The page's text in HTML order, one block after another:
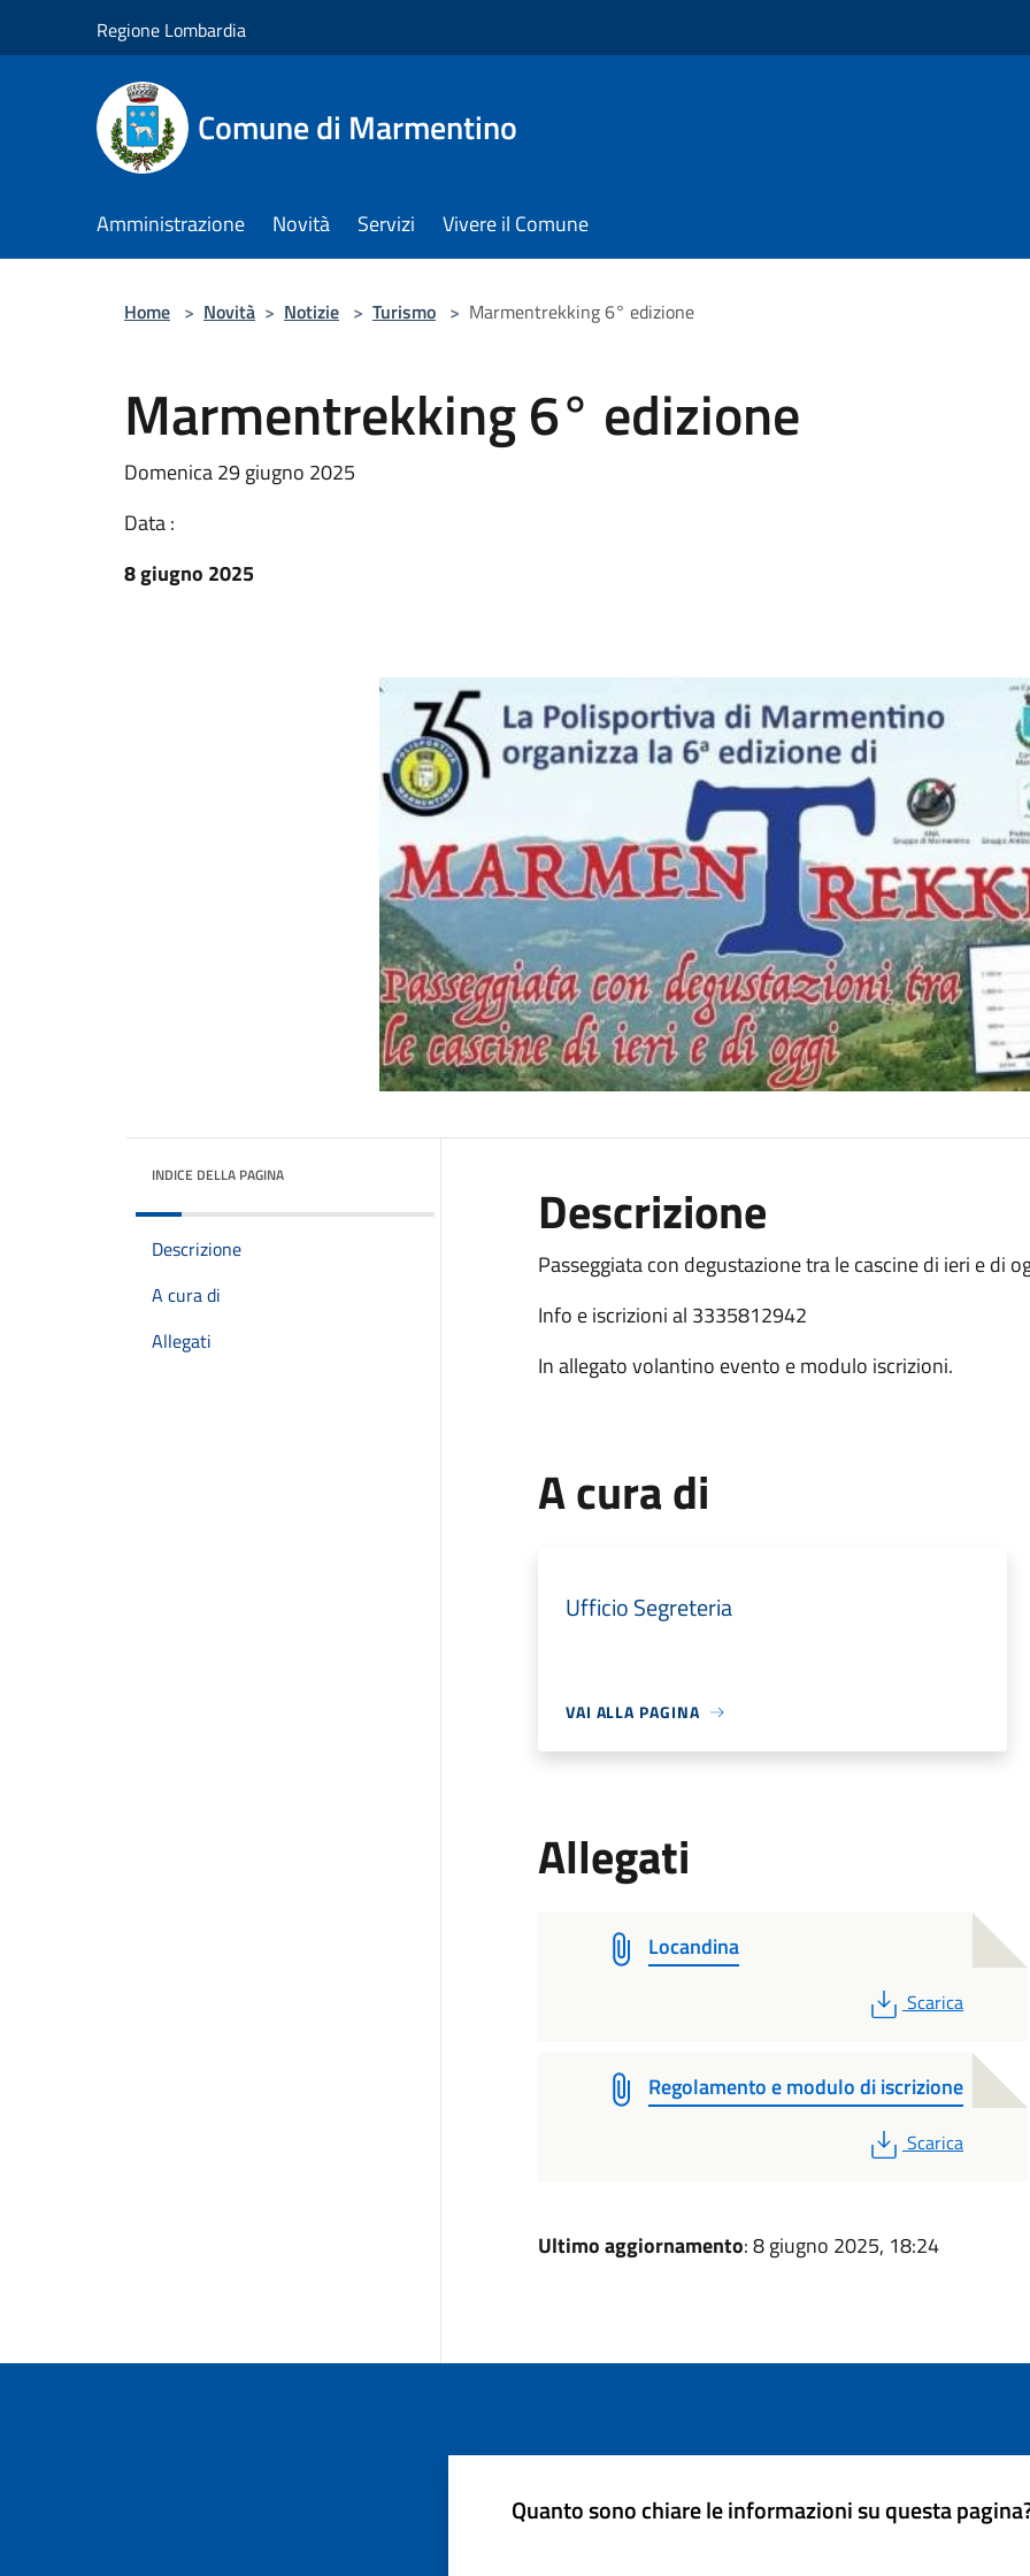
Regione Lombardia
Comune di Marmentino
Amministrazione Novità Servizi Vivere il Comune
Home > Novità > Notizie > Turismo > Marmentrekking 6° edizione
Marmentrekking 6° edizione
Domenica 29 giugno 2025
Data :
8 giugno 2025
INDICE DELLA PAGINA
Descrizione
A cura di
Allegati
Descrizione
Passeggiata con degustazione tra le cascine di ieri e di
Info e iscrizioni al 3335812942
In allegato volantino evento e modulo iscrizioni.
A cura di
Ufficio Segreteria
VAI ALLA PAGINA
Allegati
Locandina
PDF
Scarica
Regolamento e modulo di iscrizione
PDF
Scarica
Ultimo aggiornamento: 8 giugno 2025, 18:24
Quanto sono chiare le informazioni su questa